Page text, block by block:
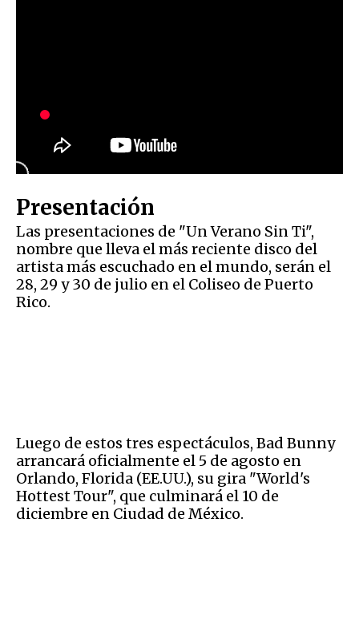
Presentación
Las presentaciones de "Un Verano Sin Ti",
nombre que lleva el más reciente disco del
artista más escuchado en el mundo, serán el
28, 29 y 30 de julio en el Coliseo de Puerto
Rico.
Luego de estos tres espectáculos, Bad Bunny
arrancará oficialmente el 5 de agosto en
Orlando, Florida (EE.UU.), su gira "World's
Hottest Tour", que culminará el 10 de
diciembre en Ciudad de México.